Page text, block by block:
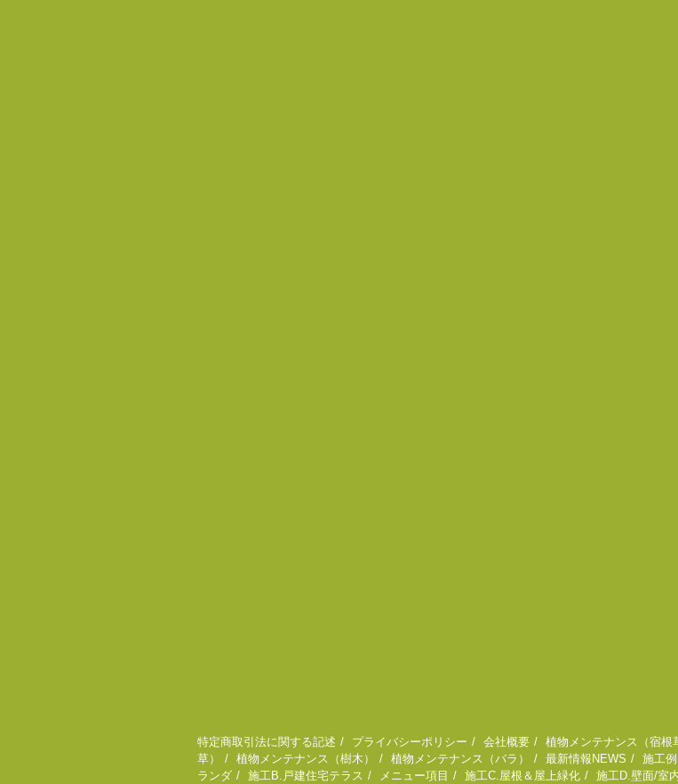
特定商取引法に関する記述 プライバシーポリシー 会社概要 植物メンテナンス（宿根
草）
植物メンテナンス（樹木） 植物メンテナンス（バラ） 最新情報NEWS 施工
ランダ
施工B.戸建住宅テラス メニュー項目 施工C.屋根＆屋上緑化 施工D.壁面/室